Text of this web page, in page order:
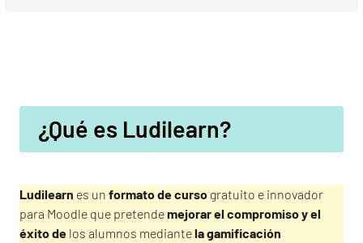
¿Qué es Ludilearn?
Ludilearn es un formato de curso gratuito e innovador
para Moodle que pretendemejorar el compromiso y el
éxito de los alumnos mediantela gamificación